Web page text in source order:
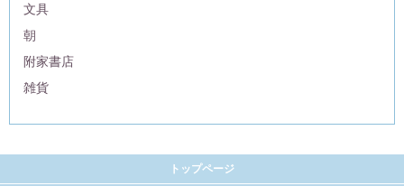
文具
朝
附家書店
雑貨
トップページ